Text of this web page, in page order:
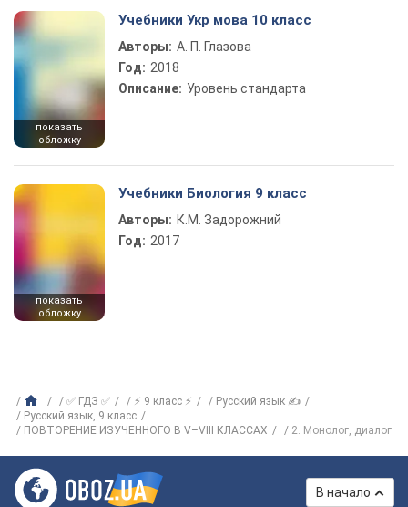
показать
обложку
Учебники Укр мова 10 класс
Авторы: А. П. Глазова
Год: 2018
Описание: Уровень стандарта
показать
обложку
Учебники Биология 9 класс
Авторы: К.М. Задорожний
Год: 2017
✅ ГДЗ ✅ ⚡ 9 класс ⚡
Русский язык ✍
Русский язык, 9 класс
ПОВТОРЕНИЕ ИЗУЧЕННОГО В V–VIII КЛАССАХ
2. Монолог, диалог
В начало